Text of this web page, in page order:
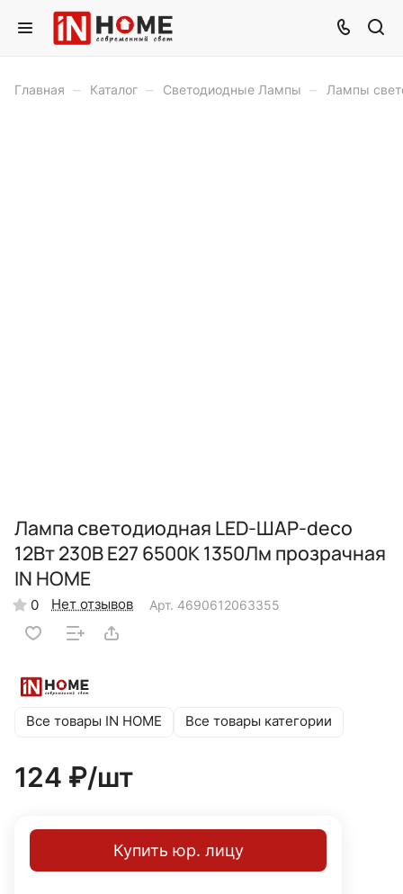
Главная – Каталог – Светодиодные Лампы – Лампы
Лампа светодиодная LED-ШАР-deco
12Вт 230В Е27 6500К 1350Лм прозрачная
IN HOME
0 Нет отзывов Арт. 4690612063355
Все товары IN HOME Все товары категории
124 ₽/шт
Купить юр. лицу